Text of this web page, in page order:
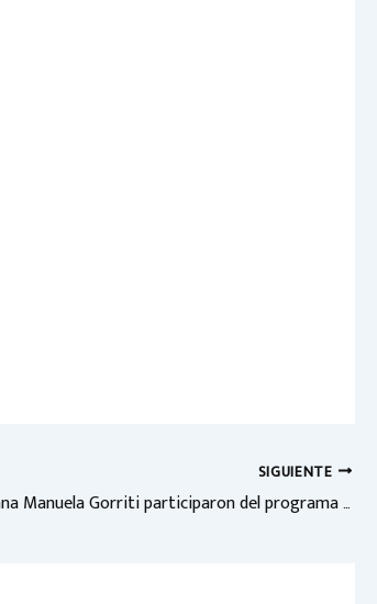
SIGUIENTE
Estudiantes del Colegio Juana Manuela Gorriti participaron del programa “Concejales por un Día”